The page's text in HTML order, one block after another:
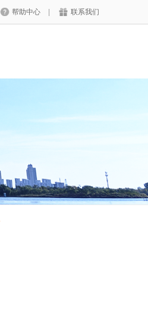
帮助中心 联系我们